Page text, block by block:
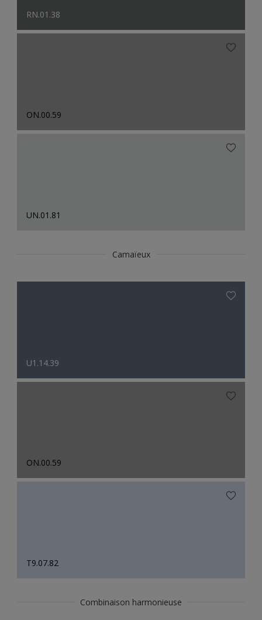
RN.01.38
ON.00.59
UN.01.81
Camaïeux
U1.14.39
ON.00.59
T9.07.82
Combinaison harmonieuse